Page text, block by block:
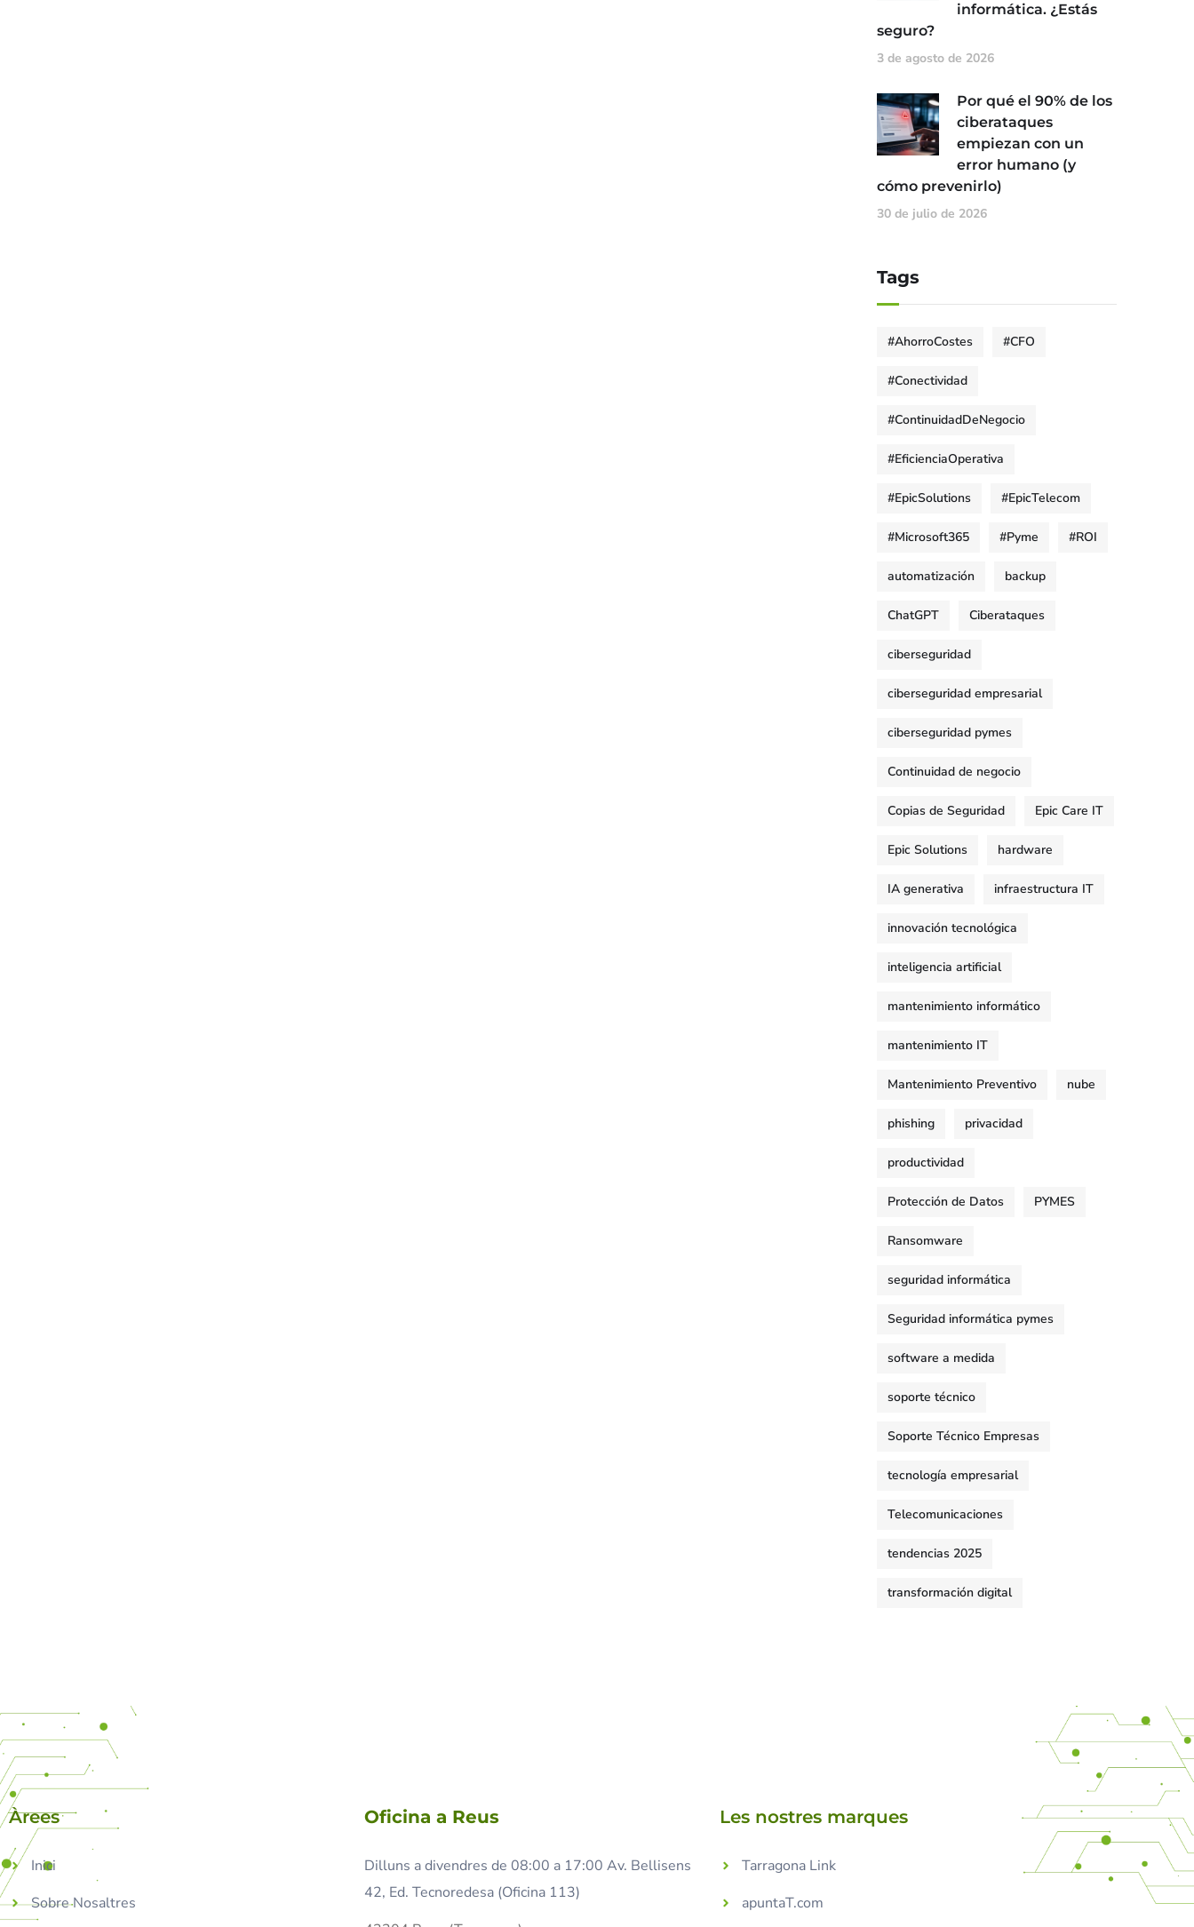
informática. ¿Estás
seguro?
3 de agosto de 2026
Por qué el 90% de los
ciberataques
empiezan con un
error humano (y
cómo prevenirlo)
30 de julio de 2026
Tags
#AhorroCostes #CFO
#Conectividad
#ContinuidadDeNegocio
#EficienciaOperativa
#EpicSolutions #EpicTelecom
#Microsoft365 #Pyme #ROI
automatización backup
ChatGPT Ciberataques
ciberseguridad
ciberseguridad empresarial
ciberseguridad pymes
Continuidad de negocio
Copias de Seguridad Epic Care IT
Epic Solutions hardware
IA generativa infraestructura IT
innovación tecnológica
inteligencia artificial
mantenimiento informático
mantenimiento IT
Mantenimiento Preventivo nube
phishing privacidad
productividad
Protección de Datos PYMES
Ransomware
seguridad informática
Seguridad informática pymes
software a medida
soporte técnico
Soporte Técnico Empresas
tecnología empresarial
Telecomunicaciones
tendencias 2025
transformación digital
Àrees
Inici
Sobre Nosaltres
Oficina a Reus
Dilluns a divendres de 08:00 a 17:00 Av. Bellisens
42, Ed. Tecnoredesa (Oficina 113)
Les nostres marques
Tarragona Link
apuntaT.com